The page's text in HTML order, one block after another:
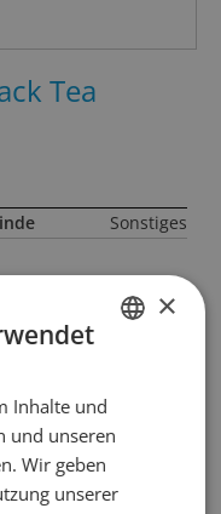
Tea
Sonstiges
FRENCH
×
Inhalte und
und unseren
Wir geben
unserer